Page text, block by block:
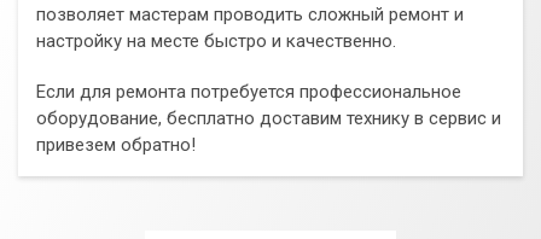
позволяет мастерам проводить сложный ремонт и
настройку на месте быстро и качественно.
Если для ремонта потребуется профессиональное
оборудование, бесплатно доставим технику в сервис и
привезем обратно!